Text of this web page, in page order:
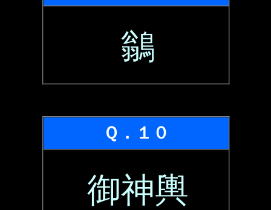
鶲
Ｑ．１０
御神輿